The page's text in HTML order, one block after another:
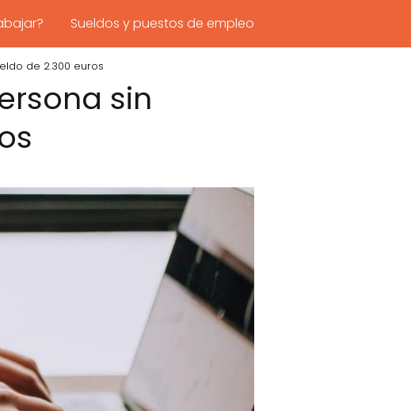
Sueldos y puestos de empleo
de 2.300 euros
sin